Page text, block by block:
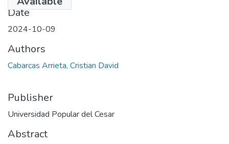
Date
2024-10-09
Authors
Cabarcas Arrieta, Cristian David
Publisher
Universidad Popular del Cesar
Abstract